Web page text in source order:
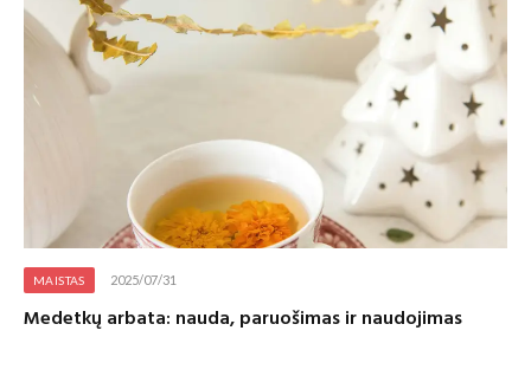
MAISTAS 2025/07/31
Medetkų arbata: nauda, paruošimas ir naudojimas